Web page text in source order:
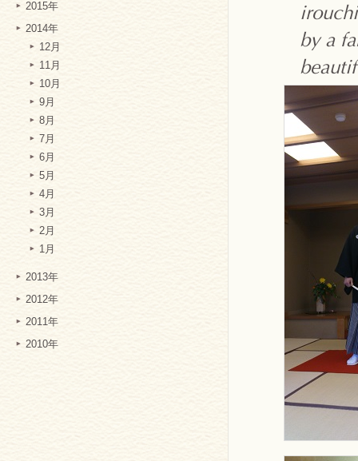
2015年
2014年
12月
11月
10月
9月
8月
7月
6月
5月
4月
3月
2月
1月
2013年
2012年
2011年
2010年
by a